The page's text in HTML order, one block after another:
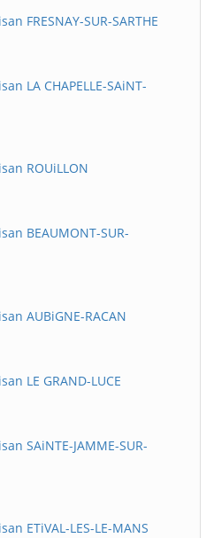
FRESNAY-SUR-SARTHE
LA CHAPELLE-SAiNT-
ROUiLLON
BEAUMONT-SUR-
AUBiGNE-RACAN
LE GRAND-LUCE
SAiNTE-JAMME-SUR-
ETiVAL-LES-LE-MANS